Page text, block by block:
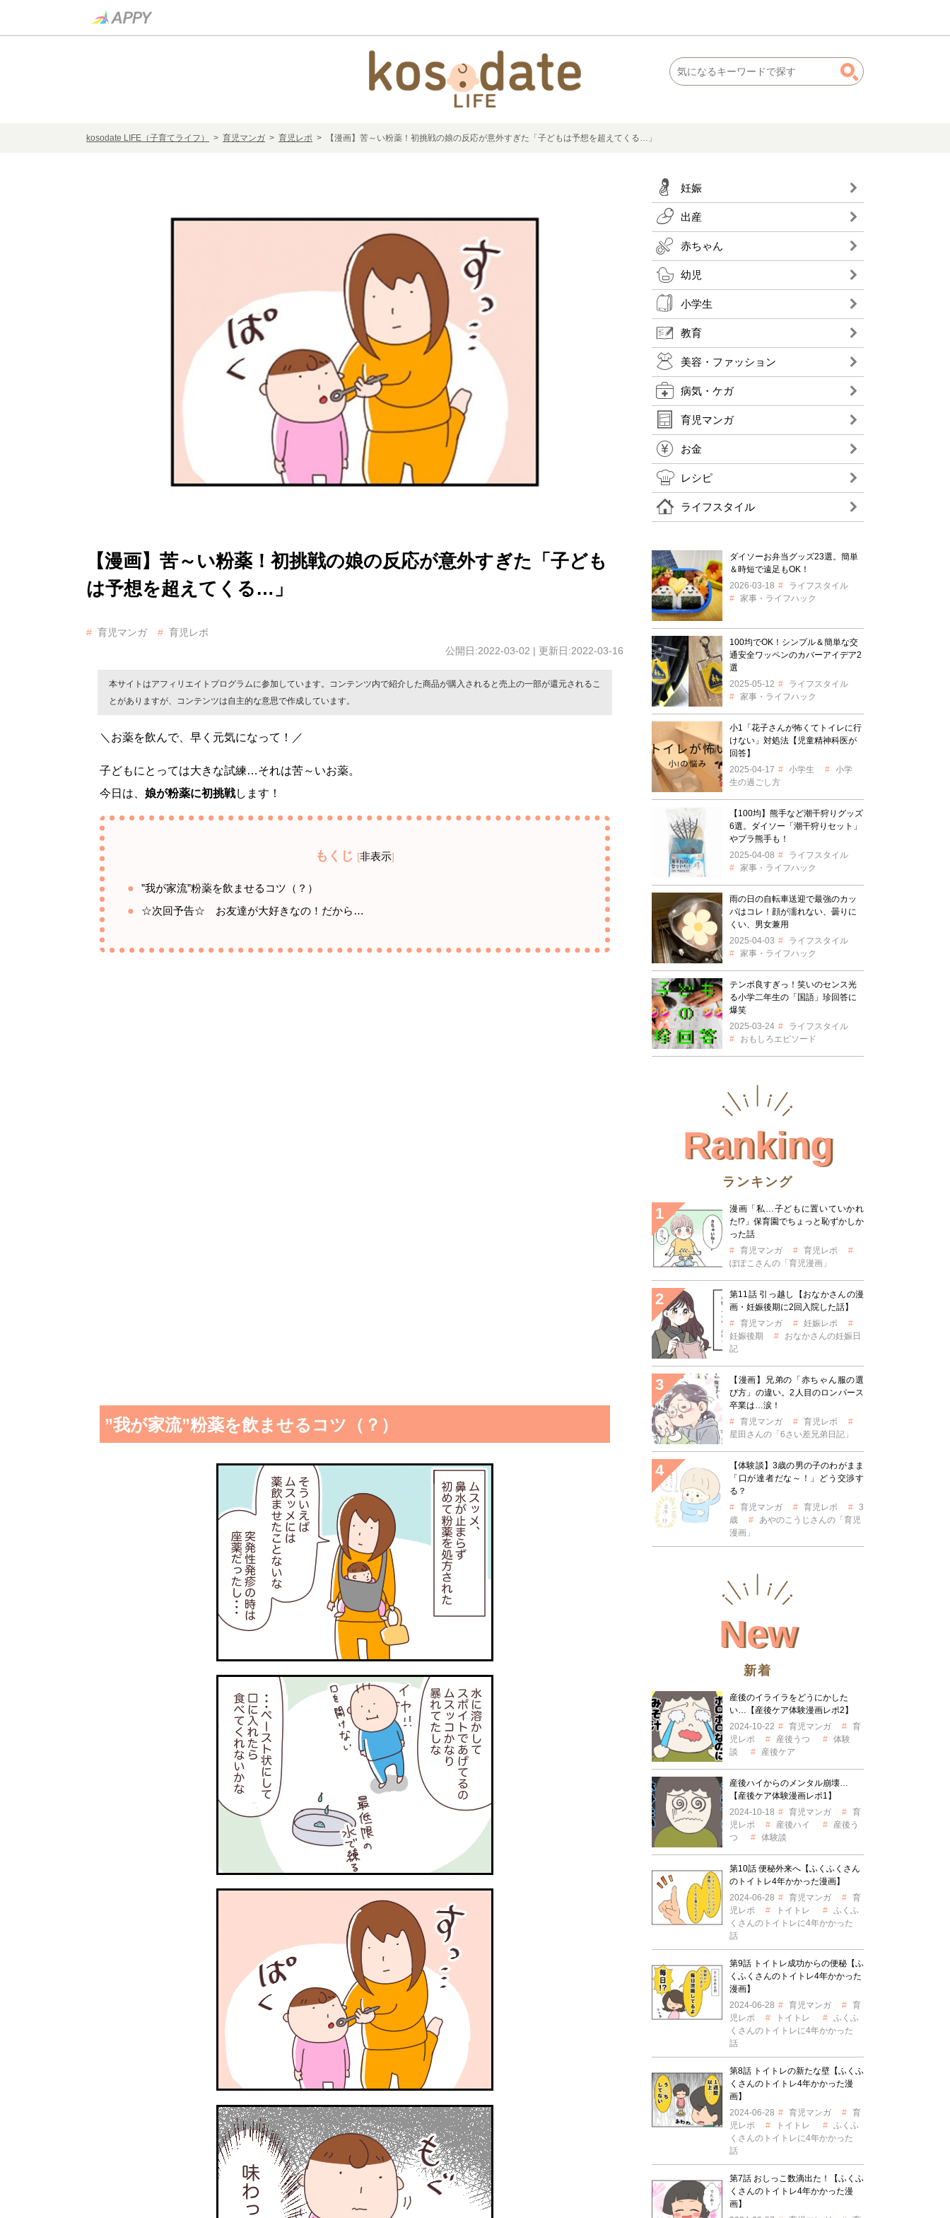
kosodate LIFE（子育てライフ） > 育児マンガ > 育児レポ > 【漫画】苦～い粉薬！初挑戦の娘の反応が意外すぎた「子どもは予想を超えてくる…」
【漫画】苦～い粉薬！初挑戦の娘の反応が意外すぎた「子ども
は予想を超えてくる…」
育児マンガ
育児レポ
公開日:2022-03-02 | 更新日:2022-03-16
本サイトはアフィリエイトプログラムに参加しています。コンテンツ内で紹介した商品が購入されると売上の一部が還元されるこ
とがありますが、コンテンツは自主的な意思で作成しています。
＼お薬を飲んで、早く元気になって！／
子どもにとっては大きな試練…それは苦～いお薬。
今日は、 娘が粉薬に初挑戦します！
もくじ [非表示]
”我が家流”粉薬を飲ませるコツ（？）
☆次回予告☆ お友達が大好きなの！だから…
”我が家流”粉薬を飲ませるコツ（？）
妊娠
出産
赤ちゃん
幼児
小学生
教育
美容・ファッション
病気・ケガ
育児マンガ
お金
レシピ
ライフスタイル
ダイソーお弁当グッズ23選。簡単
＆時短で遠足もOK！
2026-03-18
ライフスタイル
家事・ライフハック
100均でOK！シンプル＆簡単な交
通安全ワッペンのカバーアイデア2
選
2025-05-12
ライフスタイル
家事・ライフハック
小1「花子さんが怖くてトイレに行
けない」対処法【児童精神科医が
回答】
2025-04-17
小学生
小学
生の過ごし方
【100均】熊手など潮干狩りグッズ
6選。ダイソー「潮干狩りセット」
やプラ熊手も！
2025-04-08
ライフスタイル
家事・ライフハック
雨の日の自転車送迎で最強のカッ
パはコレ！顔が濡れない、曇りに
くい、男女兼用
2025-04-03
ライフスタイル
家事・ライフハック
テンポ良すぎっ！笑いのセンス光
る小学二年生の「国語」珍回答に
爆笑
2025-03-24
ライフスタイル
おもしろエピソード
Ranking
ランキング
漫画「私…子どもに置いていかれ
た!?」保育園でちょっと恥ずかしか
った話
育児マンガ
育児レポ
ぽぽこさんの「育児漫画」
第11話 引っ越し【おなかさんの漫
画・妊娠後期に2回入院した話】
育児マンガ
妊娠レポ
妊娠後期
おなかさんの妊娠日
記
【漫画】兄弟の「赤ちゃん服の選
び方」の違い。2人目のロンパース
卒業は…涙！
育児マンガ
育児レポ
星田さんの「6さい差兄弟日記」
【体験談】3歳の男の子のわがまま
「口が達者だな～！」どう交渉す
る？
育児マンガ
育児レポ
3
歳
あやのこうじさんの「育児
漫画」
New
新着
産後のイライラをどうにかした
い…【産後ケア体験漫画レポ2】
2024-10-22
育児マンガ
育
児レポ
産後うつ
体験
談
産後ケア
産後ハイからのメンタル崩壊…
【産後ケア体験漫画レポ1】
2024-10-18
育児マンガ
育
児レポ
産後ハイ
産後う
つ
体験談
第10話 便秘外来へ【ふくふくさん
のトイトレ4年かかった漫画】
2024-06-28
育児マンガ
育
児レポ
トイトレ
ふくふ
くさんのトイトレに4年かかった
話
第9話 トイトレ成功からの便秘【ふ
くふくさんのトイトレ4年かかった
漫画】
2024-06-28
育児マンガ
育
児レポ
トイトレ
ふくふ
くさんのトイトレに4年かかった
話
第8話 トイトレの新たな壁【ふくふ
くさんのトイトレ4年かかった漫
画】
2024-06-28
育児マンガ
育
児レポ
トイトレ
ふくふ
くさんのトイトレに4年かかった
話
第7話 おしっこ数滴出た！【ふくふ
くさんのトイトレ4年かかった漫
画】